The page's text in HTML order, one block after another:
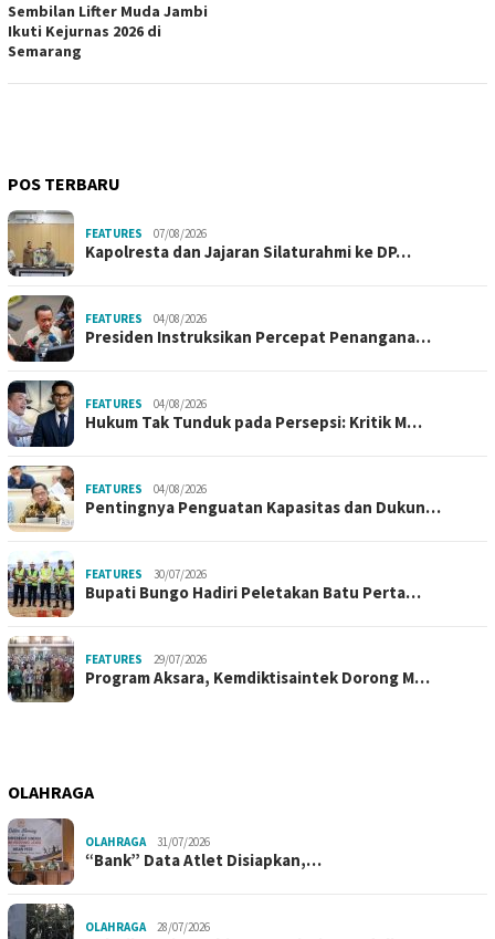
Sembilan Lifter Muda Jambi
Ikuti Kejurnas 2026 di
Semarang
POS TERBARU
FEATURES 07/08/2026
Kapolresta dan Jajaran Silaturahmi ke DP…
FEATURES 04/08/2026
Presiden Instruksikan Percepat Penangana…
FEATURES 04/08/2026
Hukum Tak Tunduk pada Persepsi: Kritik M…
FEATURES 04/08/2026
Pentingnya Penguatan Kapasitas dan Dukun…
FEATURES 30/07/2026
Bupati Bungo Hadiri Peletakan Batu Perta…
FEATURES 29/07/2026
Program Aksara, Kemdiktisaintek Dorong M…
OLAHRAGA
OLAHRAGA 31/07/2026
“Bank” Data Atlet Disiapkan,…
OLAHRAGA 28/07/2026